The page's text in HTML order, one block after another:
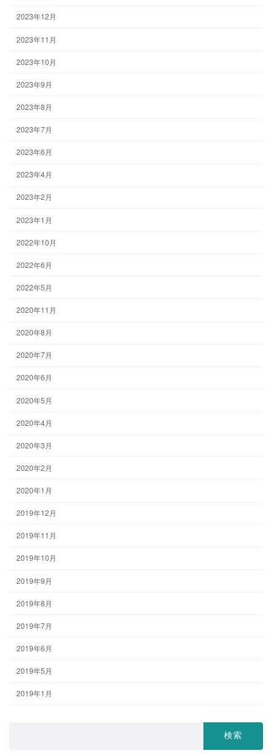
2023年12月
2023年11月
2023年10月
2023年9月
2023年8月
2023年7月
2023年6月
2023年4月
2023年2月
2023年1月
2022年10月
2022年6月
2022年5月
2020年11月
2020年8月
2020年7月
2020年6月
2020年5月
2020年4月
2020年3月
2020年2月
2020年1月
2019年12月
2019年11月
2019年10月
2019年9月
2019年8月
2019年7月
2019年6月
2019年5月
2019年1月